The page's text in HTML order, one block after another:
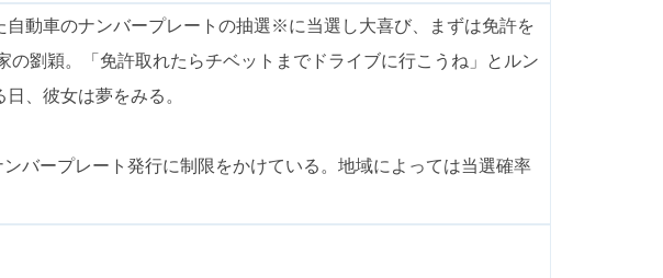
動車のナンバープレートの抽選※に当選し大喜び、まずは免許を
劉穎。「免許取れたらチベットまでドライブに行こうね」とルン
、彼女は夢をみる。
バープレート発行に制限をかけている。地域によっては当選確率